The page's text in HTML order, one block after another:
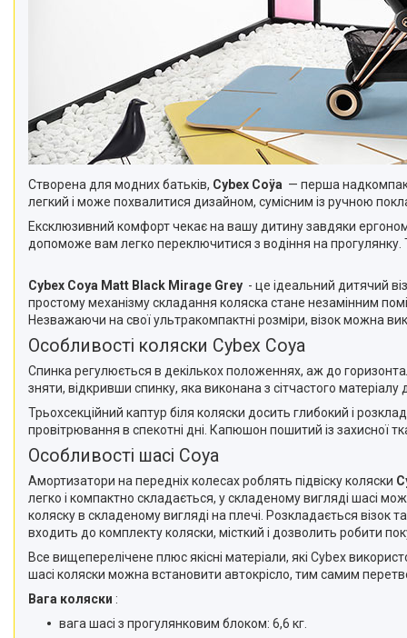
Створена для модних батьків, Cybex Coÿa — перша
легкий і може похвалитися дизайном, сумісним із ручною
Ексклюзивний комфорт чекає на вашу дитину завдяки
допоможе вам легко переключитися з водіння на
Cybex Coya Matt Black Mirage Grey - це ідеальний дитячий
простому механізму складання коляска стане незамінним
Незважаючи на свої ультракомпактні розміри, візок можна
Особливості коляски Cybex Coya
Спинка регулюється в декількох положеннях, аж до
зняти, відкривши спинку, яка виконана з сітчастого матеріалу
Трьохсекційний каптур біля коляски досить глибокий і
провітрювання в спекотні дні. Капюшон пошитий із захисної
Особливості шасі Coya
Амортизатори на передніх колесах роблять підвіску коляски
легко і компактно складається, у складеному вигляді шасі
коляску в складеному вигляді на плечі. Розкладається
входить до комплекту коляски, місткий і дозволить робити
Все вищеперелічене плюс якісні матеріали, які Cybex
шасі коляски можна встановити автокрісло, тим самим
Вага коляски :
вага шасі з прогулянковим блоком: 6,6 кг.